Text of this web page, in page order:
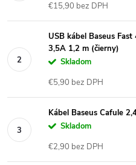
€15,90 bez DPH
USB kábel Baseus
3,5A 1,2 m (čierny)
Skladom
€5,90 bez DPH
Kábel Baseus Cafule
Skladom
€2,90 bez DPH